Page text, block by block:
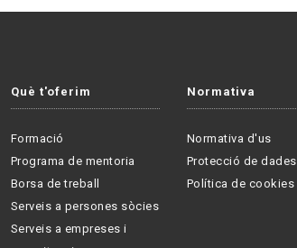
Què t'oferim
Formació
Programa de mentoria
Borsa de treball
Serveis a persones sòcies
Serveis a empreses i
Normativa
Normativa d'us
Protecció de dades
Política de cookies